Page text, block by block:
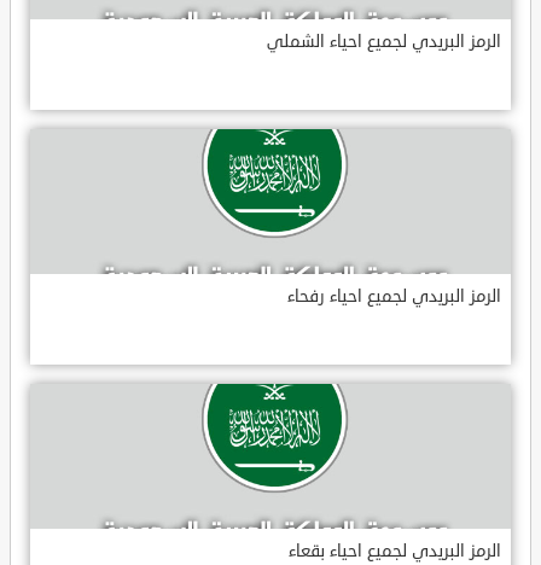
الرمز البريدي لجميع احياء الشملي
الرمز البريدي لجميع احياء رفحاء
الرمز البريدي لجميع احياء بقعاء